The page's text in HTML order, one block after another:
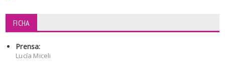
FICHA
Prensa:
Lucía Miceli